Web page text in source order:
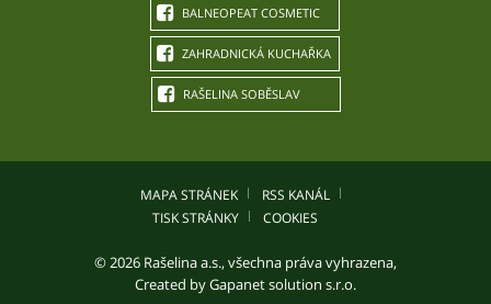
BALNEOPEAT COSMETIC
ZAHRADNICKÁ KUCHAŘKA
RAŠELINA SOBĚSLAV
MAPA STRÁNEK
RSS KANÁL
TISK STRÁNKY
COOKIES
© 2026 Rašelina a.s., všechna práva vyhrazena,
Created byGapanet solution s.r.o.